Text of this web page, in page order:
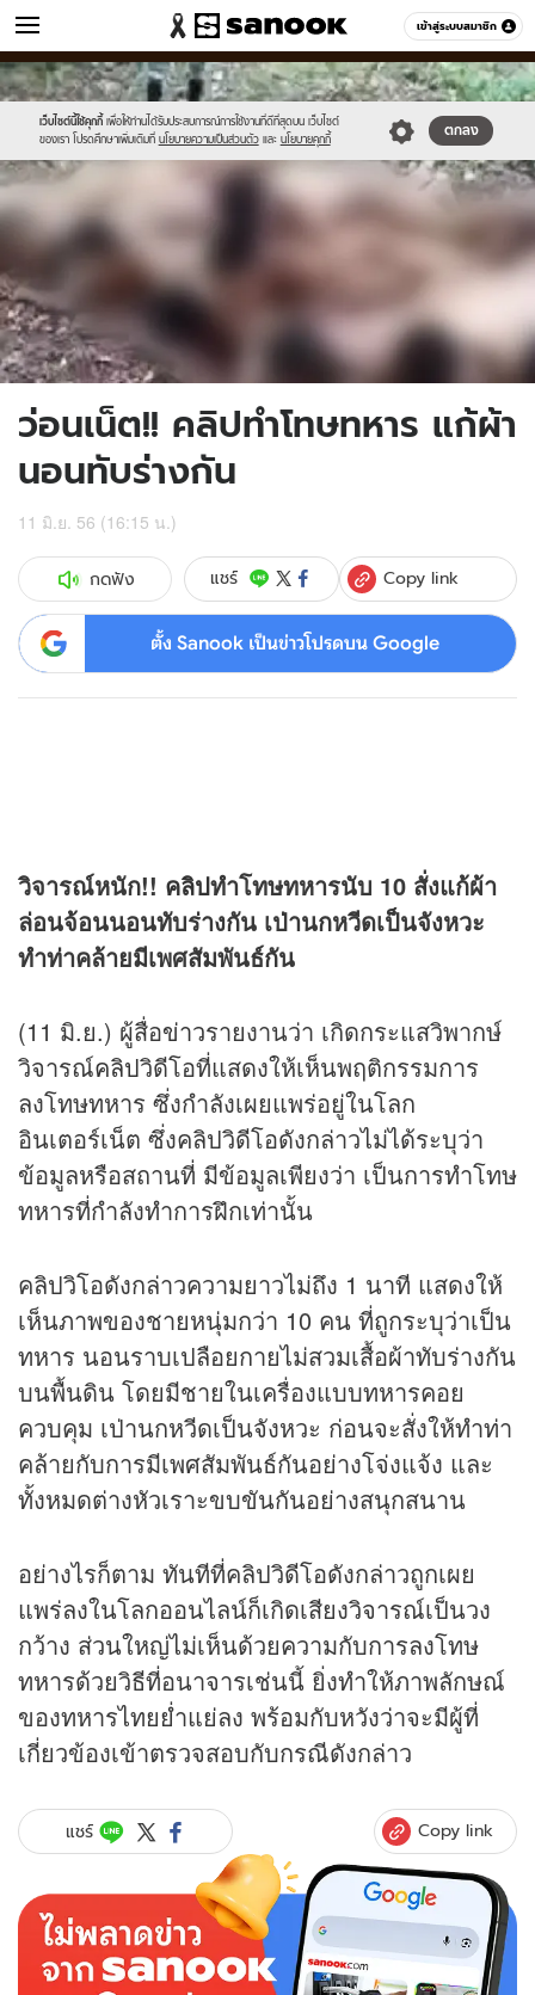
เข้าสู่ระบบสมาชิก
ข่าว หมวดอื่นๆ
เว็บไซต์นี้ใช้คุกกี้ เพื่อให้ท่านได้รับประสบการณ์การใช้งานที่ดีที่สุดบน เว็บไซต์
ของเรา โปรดศึกษาเพิ่มเติมที่ นโยบายความเป็นส่วนตัว และ นโยบายคุกกี้
ตกลง
Sanook
//s.isanook.com/sr/0/images/logo-
new-
sanook.png
600
60
//s.isanook.com/ns/0/ud/238/1190883/news04-
1.jpg
ว่อนเน็ต!! คลิปทำโทษทหาร แก้ผ้า
นอนทับร่างกัน
11 มิ.ย. 56 (16:15 น.)
กดฟัง แชร์ Copy link
ตั้ง Sanook เป็นข่าวโปรดบน Google
วิจารณ์หนัก!! คลิปทำโทษทหารนับ 10 สั่งแก้ผ้า
ล่อนจ้อนนอนทับร่างกัน เป่านกหวีดเป็นจังหวะ
ทำท่าคล้ายมีเพศสัมพันธ์กัน
(11 มิ.ย.) ผู้สื่อข่าวรายงานว่า เกิดกระแสวิพากษ์
วิจารณ์คลิปวิดีโอที่แสดงให้เห็นพฤติกรรมการ
ลงโทษทหาร ซึ่งกำลังเผยแพร่อยู่ในโลก
อินเตอร์เน็ต ซึ่งคลิปวิดีโอดังกล่าวไม่ได้ระบุว่า
ข้อมูลหรือสถานที่ มีข้อมูลเพียงว่า เป็นการทำโทษ
ทหารที่กำลังทำการฝึกเท่านั้น
คลิปวิโอดังกล่าวความยาวไม่ถึง 1 นาที แสดงให้
เห็นภาพของชายหนุ่มกว่า 10 คน ที่ถูกระบุว่าเป็น
ทหาร นอนราบเปลือยกายไม่สวมเสื้อผ้าทับร่างกัน
บนพื้นดิน โดยมีชายในเครื่องแบบทหารคอย
ควบคุม เป่านกหวีดเป็นจังหวะ ก่อนจะสั่งให้ทำท่า
คล้ายกับการมีเพศสัมพันธ์กันอย่างโจ่งแจ้ง และ
ทั้งหมดต่างหัวเราะขบขันกันอย่างสนุกสนาน
อย่างไรก็ตาม ทันทีที่คลิปวิดีโอดังกล่าวถูกเผย
แพร่ลงในโลกออนไลน์ก็เกิดเสียงวิจารณ์เป็นวง
กว้าง ส่วนใหญ่ไม่เห็นด้วยความกับการลงโทษ
ทหารด้วยวิธีที่อนาจารเช่นนี้ ยิ่งทำให้ภาพลักษณ์
ของทหารไทยย่ำแย่ลง พร้อมกับหวังว่าจะมีผู้ที่
เกี่ยวข้องเข้าตรวจสอบกับกรณีดังกล่าว
แชร์ Copy link